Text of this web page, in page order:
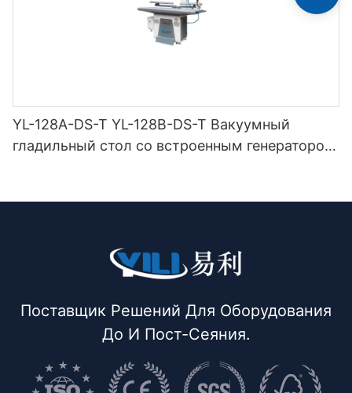
YL-128A-DS-T YL-128B-DS-T Вакуумный
гладильный стол со встроенным генератором
Поставщик Решений Для Оборудования
До И Пост-Сеяния.